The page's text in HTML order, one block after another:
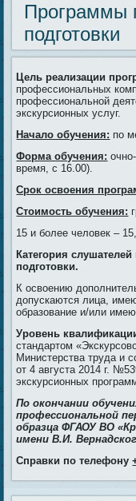
Программы
подготовки
Цель реализации
профессиональных
профессиональной
экскурсионных услуг.
Начало обучения: по
Форма обучения:
время, с 16.00).
Срок освоения
Стоимость обучения:
15 и более человек –
Категория
подготовки.
К освоению
допускаются лица,
образование и/или
Уровень
стандартом
Министерства труда и
от 4 августа 2014 г.
экскурсионных
По окончании
профессиональной
образца ФГАОУ ВО
имени В.И.
Справки по телефону